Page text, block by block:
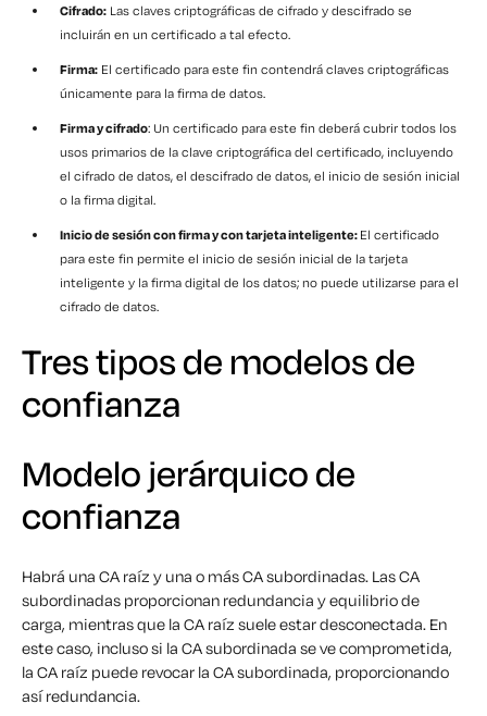
Cifrado: Las claves criptográficas de cifrado y descifrado se
incluirán en un certificado a tal efecto.
Firma: El certificado para este fin contendrá claves criptográficas
únicamente para la firma de datos.
Firma y cifrado: Un certificado para este fin deberá cubrir todos los
usos primarios de la clave criptográfica del certificado, incluyendo
el cifrado de datos, el descifrado de datos, el inicio de sesión inicial
o la firma digital.
Inicio de sesión con firma y con tarjeta inteligente: El certificado
para este fin permite el inicio de sesión inicial de la tarjeta
inteligente y la firma digital de los datos; no puede utilizarse para el
cifrado de datos.
Tres tipos de modelos de
confianza
Modelo jerárquico de
confianza
Habrá una CA raíz y una o más CA subordinadas. Las CA
subordinadas proporcionan redundancia y equilibrio de
carga, mientras que la CA raíz suele estar desconectada. En
este caso, incluso si la CA subordinada se ve comprometida,
la CA raíz puede revocar la CA subordinada, proporcionando
así redundancia.